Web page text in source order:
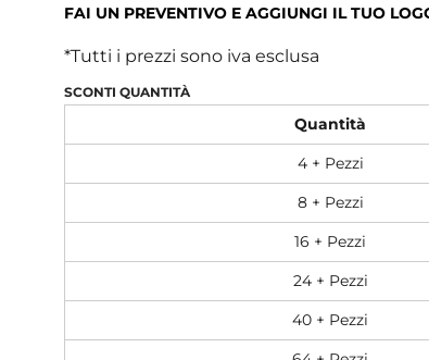
FAI UN PREVENTIVO E AGGIUNGI IL TUO
*Tutti i prezzi sono iva esclusa
SCONTI QUANTITÀ
Quantità
4 + Pezzi
8 + Pezzi
16 + Pezzi
24 + Pezzi
40 + Pezzi